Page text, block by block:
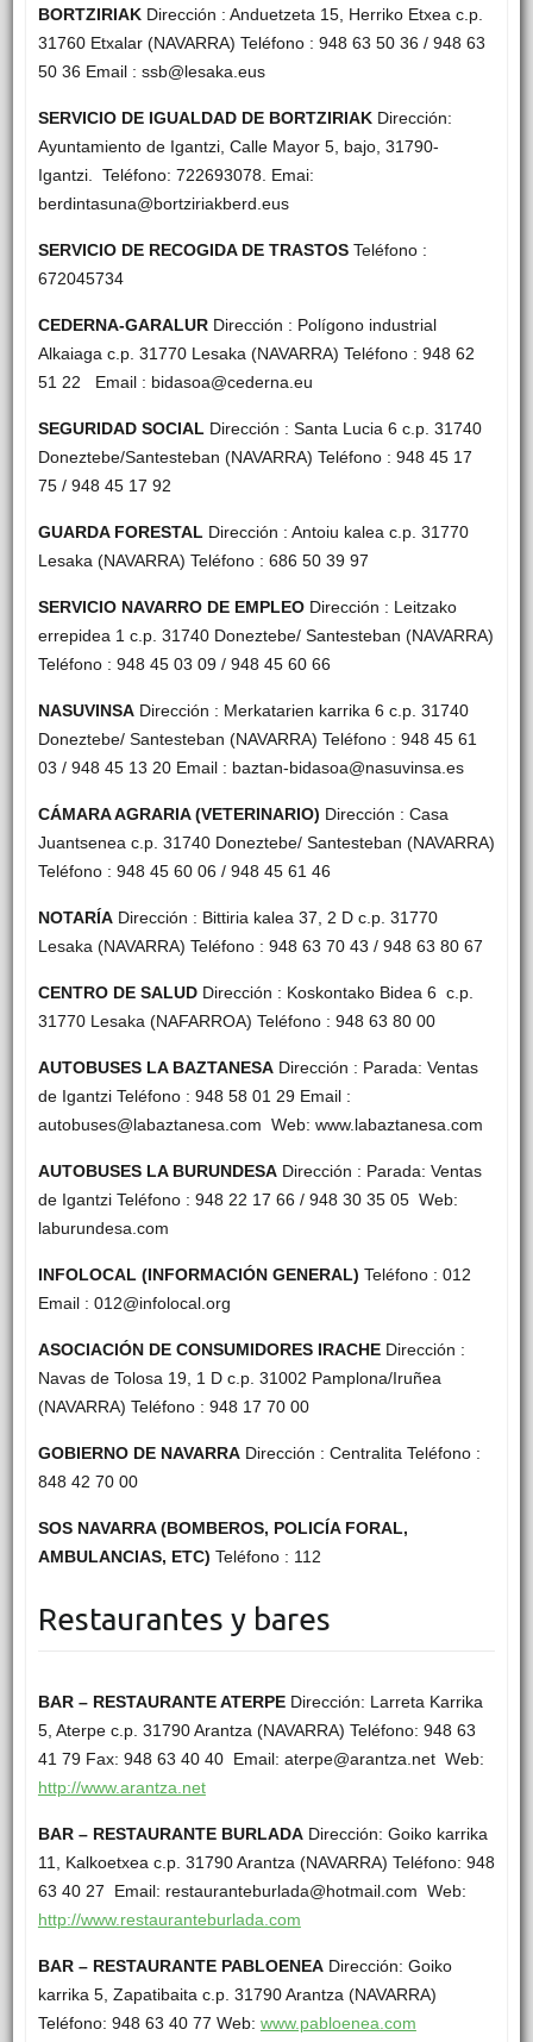
BORTZIRIAKDirección : Anduetzeta 15, Herriko Etxea c.p.
31760 Etxalar (NAVARRA) Teléfono : 948 63 50 36 / 948 63
50 36 Email : ssb@lesaka.eus
SERVICIO DE IGUALDAD DE BORTZIRIAKDirección:
Ayuntamiento de Igantzi, Calle Mayor 5, bajo, 31790-
Igantzi. Teléfono: 722693078. Emai:
berdintasuna@bortziriakberd.eus
SERVICIO DE RECOGIDA DE TRASTOSTeléfono :
672045734
CEDERNA-GARALURDirección : Polígono industrial
Alkaiaga c.p. 31770 Lesaka (NAVARRA) Teléfono : 948 62
51 22 Email : bidasoa@cederna.eu
SEGURIDAD SOCIAL Dirección : Santa Lucia 6 c.p. 31740
Doneztebe/Santesteban (NAVARRA) Teléfono : 948 45 17
75 / 948 45 17 92
GUARDA FORESTAL Dirección : Antoiu kalea c.p. 31770
Lesaka (NAVARRA) Teléfono : 686 50 39 97
SERVICIO NAVARRO DE EMPLEODirección : Leitzako
errepidea 1 c.p. 31740 Doneztebe/ Santesteban (NAVARRA)
Teléfono : 948 45 03 09 / 948 45 60 66
NASUVINSADirección : Merkatarien karrika 6 c.p. 31740
Doneztebe/ Santesteban (NAVARRA) Teléfono : 948 45 61
03 / 948 45 13 20 Email : baztan-bidasoa@nasuvinsa.es
CÁMARA AGRARIA (VETERINARIO) Dirección : Casa
Juantsenea c.p. 31740 Doneztebe/ Santesteban (NAVARRA)
Teléfono : 948 45 60 06 / 948 45 61 46
NOTARÍADirección : Bittiria kalea 37, 2 D c.p. 31770
Lesaka (NAVARRA) Teléfono : 948 63 70 43 / 948 63 80 67
CENTRO DE SALUDDirección : Koskontako Bidea 6 c.p.
31770 Lesaka (NAFARROA) Teléfono : 948 63 80 00
AUTOBUSES LA BAZTANESADirección : Parada: Ventas
de Igantzi Teléfono : 948 58 01 29 Email :
autobuses@labaztanesa.com Web: www.labaztanesa.com
AUTOBUSES LA BURUNDESADirección : Parada: Ventas
de Igantzi Teléfono : 948 22 17 66 / 948 30 35 05 Web:
laburundesa.com
INFOLOCAL (INFORMACIÓN GENERAL) Teléfono : 012
Email : 012@infolocal.org
ASOCIACIÓN DE CONSUMIDORES IRACHEDirección :
Navas de Tolosa 19, 1 D c.p. 31002 Pamplona/Iruñea
(NAVARRA) Teléfono : 948 17 70 00
GOBIERNO DE NAVARRADirección : Centralita Teléfono :
848 42 70 00
SOS NAVARRA (BOMBEROS, POLICÍA FORAL,
AMBULANCIAS, ETC) Teléfono : 112
Restaurantes y bares
BAR – RESTAURANTE ATERPEDirección: Larreta Karrika
5, Aterpe c.p. 31790 Arantza (NAVARRA) Teléfono: 948 63
41 79 Fax: 948 63 40 40 Email: aterpe@arantza.net Web:
http://www.arantza.net
BAR – RESTAURANTE BURLADADirección: Goiko karrika
11, Kalkoetxea c.p. 31790 Arantza (NAVARRA) Teléfono: 948
63 40 27 Email: restauranteburlada@hotmail.com Web:
http://www.restauranteburlada.com
BAR – RESTAURANTE PABLOENEADirección: Goiko
karrika 5, Zapatibaita c.p. 31790 Arantza (NAVARRA)
Teléfono: 948 63 40 77 Web: www.pabloenea.com